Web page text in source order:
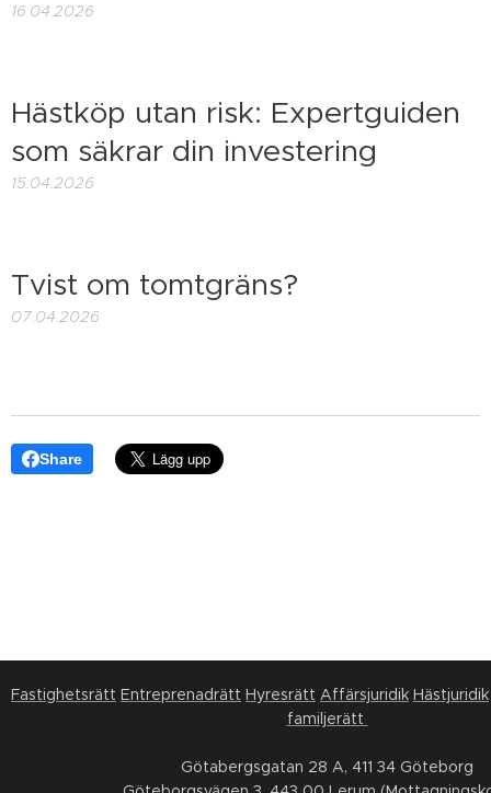
16.04.2026
Hästköp utan risk: Expertguiden
som säkrar din investering
15.04.2026
Tvist om tomtgräns?
07.04.2026
Share
Fastighetsrätt Entreprenadrätt Hyresrätt Affärsjuridik Hästjuridik
familjerätt
Götabergsgatan 28 A, 411 34 Göteborg